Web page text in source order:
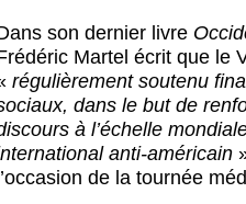
son dernier livre
Martel écrit que le
régulièrement soutenu
dans le but de
à l’échelle
anti-américain
l’occasion de la tournée